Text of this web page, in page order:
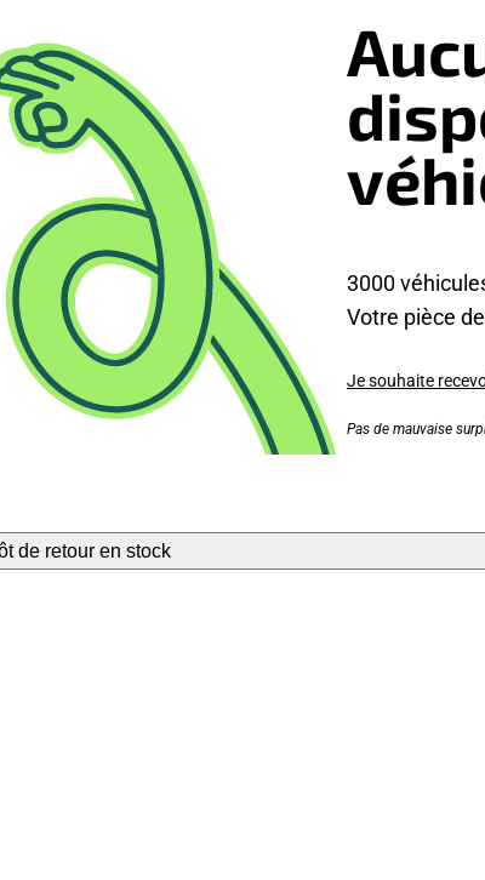
3000
Votre pièce
Je souhaite
Pas de mauvaise
de retour en stock